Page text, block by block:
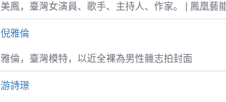
美鳳，臺灣女演員、歌手、主持人、作家。 | 鳳凰藝
倪雅倫
雅倫，臺灣模特，以近全裸為男性雜志拍封面
游詩璟